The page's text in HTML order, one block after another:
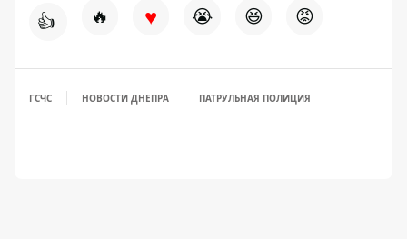
👍 🔥 ♥ 😭 😆 😡
ГСЧС НОВОСТИ ДНЕПРА ПАТРУЛЬНАЯ ПОЛИЦИЯ